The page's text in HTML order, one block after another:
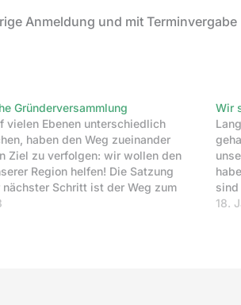
Anmeldung und mit Terminvergabe
Gründerversammlung
vielen Ebenen unterschiedlich
haben den Weg zueinander
Ziel zu verfolgen: wir wollen den
Region helfen! Die Satzung
nächster Schritt ist der Weg zum
eintragen zu lassen. Danach
Wir
sind
18.